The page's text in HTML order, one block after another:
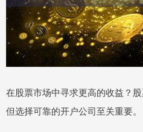
在股票市场中寻求更高的收益？
但选择可靠的开户公司至关重要。